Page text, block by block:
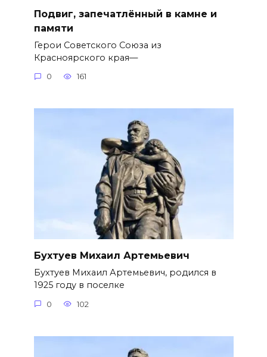
Подвиг, запечатлённый в камне и
памяти
Герои Советского Союза из
Красноярского края—
0 161
Бухтуев Михаил Артемьевич
Бухтуев Михаил Артемьевич, родился в
1925 году в поселке
0 102